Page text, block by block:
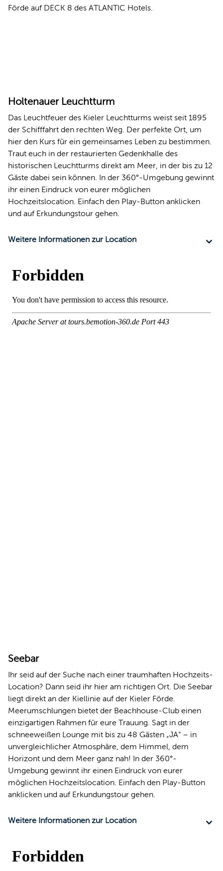
Förde auf DECK 8 des ATLANTIC Hotels.
Holtenauer Leuchtturm
Das Leuchtfeuer des Kieler Leuchtturms weist seit 1895
der Schifffahrt den rechten Weg. Der perfekte Ort, um
hier den Kurs für ein gemeinsames Leben zu bestimmen.
Traut euch in der restaurierten Gedenkhalle des
historischen Leuchtturms direkt am Meer, in der bis zu 12
Gäste dabei sein können. In der 360°-Umgebung gewinnt
ihr einen Eindruck von eurer möglichen
Hochzeitslocation. Einfach den Play-Button anklicken
und auf Erkundungstour gehen.
Weitere Informationen zur Location
Seebar
Ihr seid auf der Suche nach einer traumhaften Hochzeits-
Location? Dann seid ihr hier am richtigen Ort. Die Seebar
liegt direkt an der Kiellinie auf der Kieler Förde.
Meerumschlungen bietet der Beachhouse-Club einen
einzigartigen Rahmen für eure Trauung. Sagt in der
schneeweißen Lounge mit bis zu 48 Gästen „JA“ – in
unvergleichlicher Atmosphäre, dem Himmel, dem
Horizont und dem Meer ganz nah! In der 360°-
Umgebung gewinnt ihr einen Eindruck von eurer
möglichen Hochzeitslocation. Einfach den Play-Button
anklicken und auf Erkundungstour gehen.
Weitere Informationen zur Location